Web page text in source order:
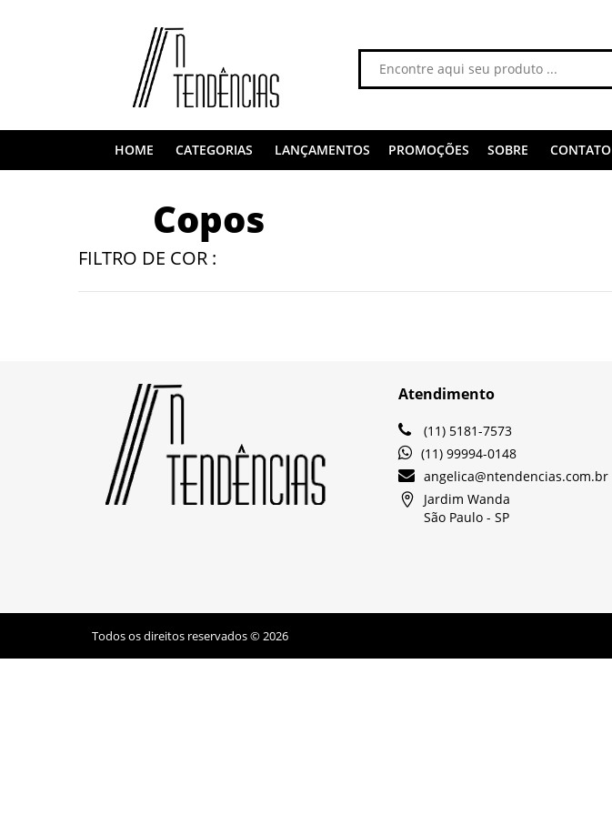
HOME CATEGORIAS LANÇAMENTOS PROMOÇÕES SOBRE CONTATO
Copos
FILTRO DE COR :
Atendimento
(11) 5181-7573
(11) 99994-0148
angelica@ntendencias.com.br
Jardim Wanda
São Paulo -SP
Todos os direitos reservados © 2026